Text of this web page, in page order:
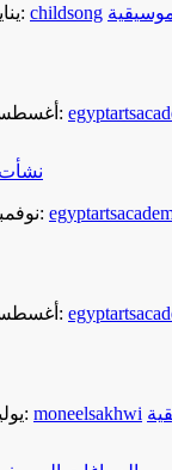
24نشرها موقع: childsong
18 أغسطس نشرها موقع:
نشأت
16 نوفمبرنشرها موقع:
18 أغسطس نشرها موقع:
27نشرها موقع: moneelsakhwi